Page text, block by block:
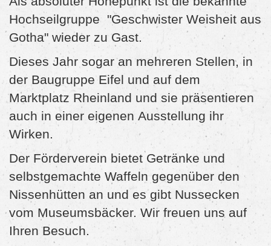
Hochseilgruppe "Geschwister Weisheit aus
Gotha" wieder zu Gast.
Dieses Jahr sogar an mehreren Stellen, in
der Baugruppe Eifel und auf dem
Marktplatz Rheinland und sie präsentieren
auch in einer eigenen Ausstellung ihr
Wirken.
Der Förderverein bietet Getränke und
selbstgemachte Waffeln gegenüber den
Nissenhütten an und es gibt Nussecken
vom Museumsbäcker. Wir freuen uns auf
Ihren Besuch.